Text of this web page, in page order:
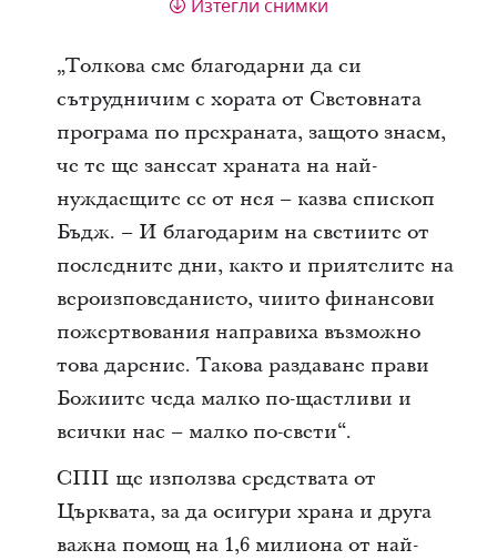
„Толкова сме благодарни да си
сътрудничим с хората от Световната
програма по прехраната, защото знаем,
че те ще занесат храната на най-
нуждаещите се от нея – казва епископ
Бъдж. – И благодарим на светиите от
последните дни, както и приятелите на
вероизповеданието, чиито финансови
пожертвования направиха възможно
това дарение. Такова раздаване прави
Божиите чеда малко по-щастливи и
всички нас – малко по-свети“.
СПП ще използва средствата от
Църквата, за да осигури храна и друга
важна помощ на 1,6 милиона от най-